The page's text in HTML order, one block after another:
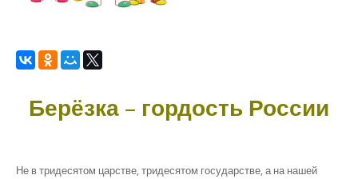
Берёзка – гордость России
Не в тридесятом царстве, тридесятом государстве, а на нашей